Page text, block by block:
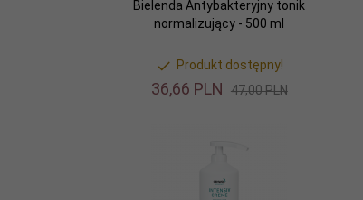
Bielenda Antybakteryjny tonik
normalizujący - 500 ml
Produkt dostępny!
36,66 PLN 47,00 PLN